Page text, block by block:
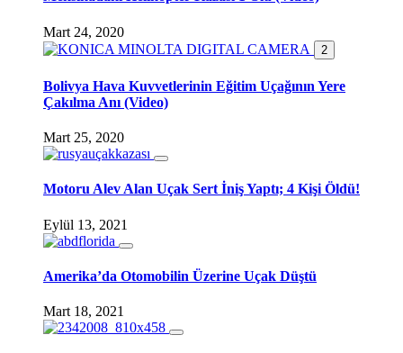
Mart 24, 2020
2
Bolivya Hava Kuvvetlerinin Eğitim Uçağının Yere
Çakılma Anı (Video)
Mart 25, 2020
Motoru Alev Alan Uçak Sert İniş Yaptı; 4 Kişi Öldü!
Eylül 13, 2021
Amerika’da Otomobilin Üzerine Uçak Düştü
Mart 18, 2021